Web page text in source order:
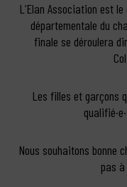
L’Elan Association est
départementale du
finale se déroulera
Les filles et garçons
Nous souhaitons bonne
pas